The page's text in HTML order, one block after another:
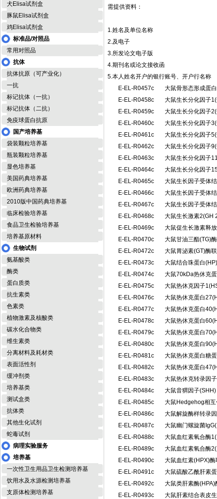
犬Elisa试剂盒
豚鼠Elisa试剂盒
鸡Elisa试剂盒
标准品/对照品
常用对照品
抗体
抗体抗原（可产业化）
一抗
标记抗体（一抗）
标记抗体（二抗）
免疫球蛋白抗原
国产培养基
袋装颗粒培养基
瓶装颗粒培养基
显色培养基
美国药典培养基
欧洲药典培养基
2010版中国药典培养基
临床检验培养基
食品卫生检验培养基
培养基原材料
生物试剂
氨基酸类
酶类
蛋白质类
抗生素类
色素类
植物激素及核酸类
碳水化合物类
维生素类
分离材料及耗材类
表面活性剂
缓冲剂类
培养基类
测试盒类
抗体类
其他生化试剂
蛇毒试剂
病理实验服务
培养基
一次性卫生用品卫生检测培养基
饮用水及水源检测培养基
支原体检测培养基
需提供资料：
1.姓名及单位名称
2.及电子
3.所发论文电子版
4.期刊名或论文接收函
5.本人姓名开户的银行账号、开户行名称
E-EL-R0457c
大鼠骨形态形成蛋
E-EL-R0458c
大鼠生长分化因子
E-EL-R0459c
大鼠生长分化因子
E-EL-R0460c
大鼠生长分化因子
E-EL-R0461c
大鼠生长分化因子
E-EL-R0462c
大鼠生长分化因子
E-EL-R0463c
大鼠生长分化因子
E-EL-R0464c
大鼠生长分化因子
E-EL-R0465c
大鼠生长因子受体
E-EL-R0466c
大鼠生长因子受体
E-EL-R0467c
大鼠生长因子受体
E-EL-R0468c
大鼠生长激素2(GH
E-EL-R0469c
大鼠促生长激素释
E-EL-R0470c
大鼠甘油三酯(TG)
E-EL-R0472c
大鼠胃泌素(GT)酶
E-EL-R0473c
大鼠结合珠蛋白
E-EL-R0474c
大鼠70kDa热休克
E-EL-R0475c
大鼠热休克因子
E-EL-R0476c
大鼠热休克蛋白
E-EL-R0477c
大鼠热休克蛋白
E-EL-R0478c
大鼠热休克蛋白
E-EL-R0479c
大鼠热休克蛋白
E-EL-R0480c
大鼠热休克蛋白
E-EL-R0481c
大鼠热休克蛋白糖
E-EL-R0482c
大鼠热休克蛋白
E-EL-R0483c
大鼠热休克转录因
E-EL-R0484c
大鼠音猬因子
E-EL-R0485c
大鼠Hedgehog相
E-EL-R0486c
大鼠解旋酶样转录
E-EL-R0487c
大鼠幽门螺旋菌
E-EL-R0488c
大鼠血红素氧合酶
E-EL-R0489c
大鼠血红素氧合酶
E-EL-R0490c
大鼠血红素(HPX)
E-EL-R0491c
大鼠硫酸乙酰肝素
E-EL-R0492c
大鼠类肝素酶
E-EL-R0493c
大鼠肝素结合表皮